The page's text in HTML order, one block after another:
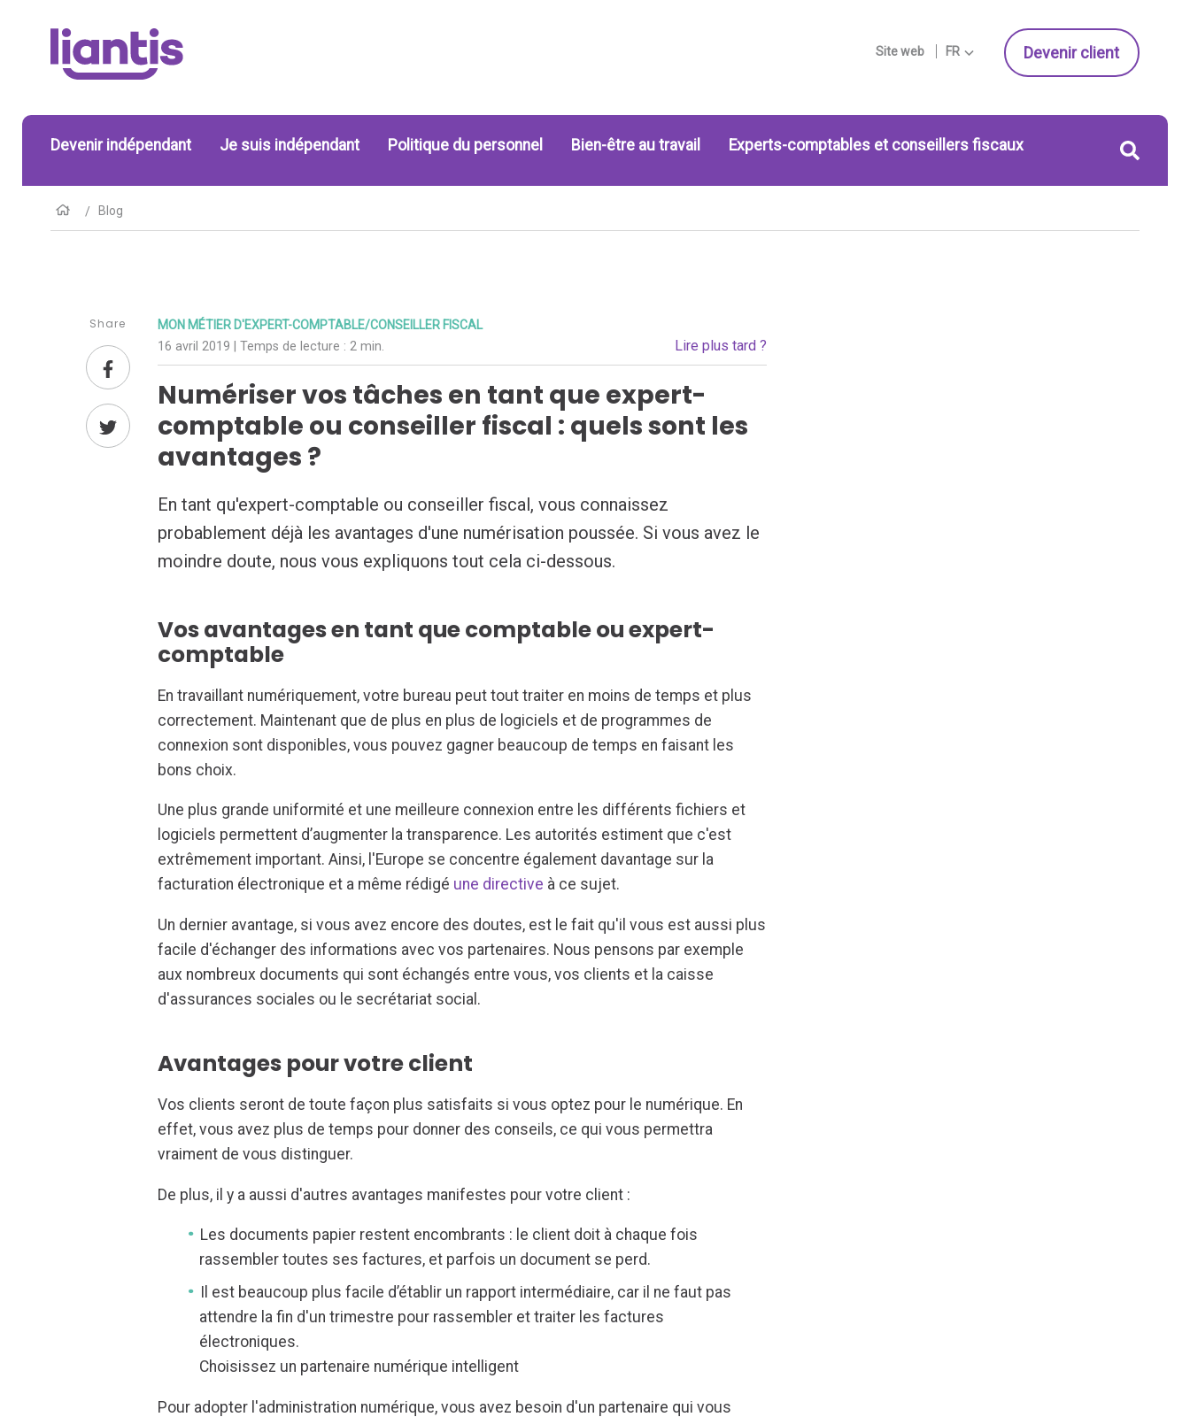
Site web FR Devenir client
Devenir indépendant Je suis indépendant Politique du personnel Bien-être au travail Experts-comptables et conseillers fiscaux
Blog
Share MON MÉTIER D'EXPERT-COMPTABLE/CONSEILLER FISCAL
16 avril 2019 | Temps de lecture :2 min. Lire plus tard ?
Numériser vos tâches en tant que expert-
comptable ou conseiller fiscal : quels sont les
avantages ?
En tant qu'expert-comptable ou conseiller fiscal, vous connaissez
probablement déjà les avantages d'une numérisation poussée. Si vous avez le
moindre doute, nous vous expliquons tout cela ci-dessous.
Vos avantages en tant que comptable ou expert-
comptable
En travaillant numériquement, votre bureau peut tout traiter en moins de temps et plus
correctement. Maintenant que de plus en plus de logiciels et de programmes de
connexion sont disponibles, vous pouvez gagner beaucoup de temps en faisant les
bons choix.
Une plus grande uniformité et une meilleure connexion entre les différents fichiers et
logiciels permettent d’augmenter la transparence. Les autorités estiment que c'est
extrêmement important. Ainsi, l'Europe se concentre également davantage sur la
facturation électronique et a même rédigé une directive à ce sujet.
Un dernier avantage, si vous avez encore des doutes, est le fait qu'il vous est aussi plus
facile d'échanger des informations avec vos partenaires. Nous pensons par exemple
aux nombreux documents qui sont échangés entre vous, vos clients et la caisse
d'assurances sociales ou le secrétariat social.
Avantages pour votre client
Vos clients seront de toute façon plus satisfaits si vous optez pour le numérique. En
effet, vous avez plus de temps pour donner des conseils, ce qui vous permettra
vraiment de vous distinguer.
De plus, il y a aussi d'autres avantages manifestes pour votre client :
Les documents papier restent encombrants : le client doit à chaque fois
rassembler toutes ses factures, et parfois un document se perd.
Il est beaucoup plus facile d’établir un rapport intermédiaire, car il ne faut pas
attendre la fin d'un trimestre pour rassembler et traiter les factures
électroniques.
Choisissez un partenaire numérique intelligent
Pour adopter l'administration numérique, vous avez besoin d'un partenaire qui vous